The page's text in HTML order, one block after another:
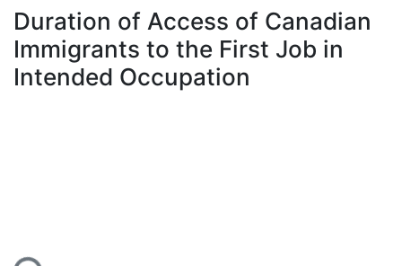
À propos
Duration of Access of Canadian
Immigrants to the First Job in
Intended Occupation